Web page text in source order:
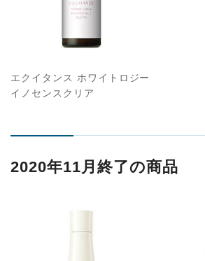
エクイタンス ホワイトロジー
イノセンスクリア
2020年11月終了の商品